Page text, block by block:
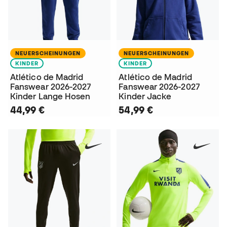
NEUERSCHEINUNGEN
KINDER
Atlético de Madrid
Fanswear 2026-2027
Kinder Lange Hosen
44,99 €
NEUERSCHEINUNGEN
KINDER
Atlético de Madrid
Fanswear 2026-2027
Kinder Jacke
54,99 €